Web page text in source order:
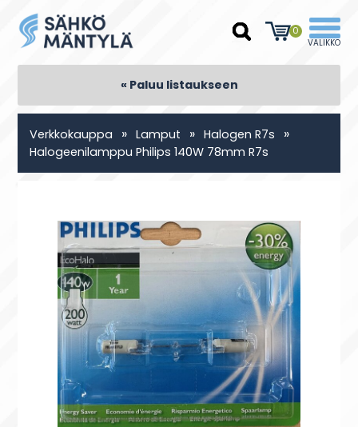
0
« Paluu listaukseen
Verkkokauppa » Lamput » Halogen R7s »
Halogeenilamppu Philips 140W 78mm R7s